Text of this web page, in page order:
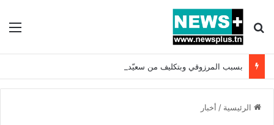
بحث عن
الرئيسية / أخبار